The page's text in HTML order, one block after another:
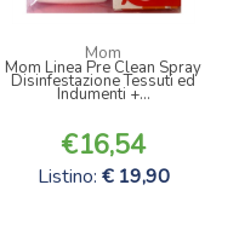
Mom
Mom Linea Pre Clean Spray
Disinfestazione Tessuti ed
Indumenti +...
16,54
Listino: 19,90